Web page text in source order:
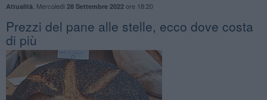
Attualità Mercoledì 28 Settembre 2022ore 18:20
Prezzi del pane alle stelle, ecco dove costa
di più